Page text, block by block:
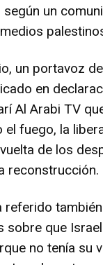
según un
un portavoz
en
Al Arabi TV
el fuego, la
de los
reconstrucción.
referido
sobre que
no tenía su